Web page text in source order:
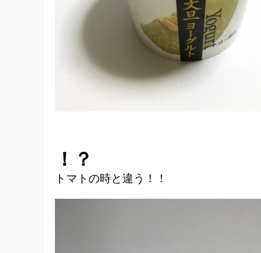
！？
トマトの時と違う！！